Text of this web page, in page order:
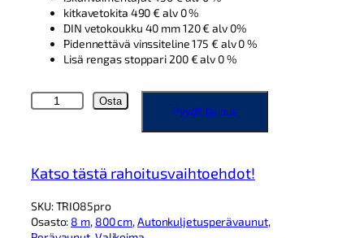
kitkavetokita 490 € alv 0 %
DIN vetokoukku 40 mm 120 € alv 0%
Pidennettävä vinssiteline 175 € alv 0 %
Lisä rengas stoppari 200 € alv 0 %
A
l
n
A
u
Osta
Pyydä tarjous
Katso tästä rahoitusvaihtoehdot!
SKU:TRIO85pro
Osasto: 8 m, 800 cm, Autonkuljetusperävaunut,